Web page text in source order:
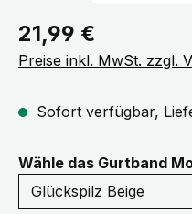
Regulärer Preis:
21,99 €
Preise inkl. MwSt. zzgl.
Sofort verfügbar,
Wähle das Gurtband